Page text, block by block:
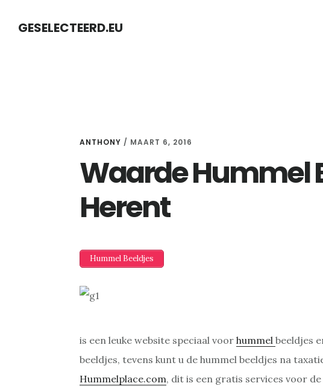
GESELECTEERD.EU
ANTHONY / MAART 6, 2016
Waarde Hummel
Herent
Hummel Beeldjes
is een leuke website speciaal voor hummel beeldjes
beeldjes, tevens kunt u de hummel beeldjes na
Hummelplace.com, dit is een gratis services voor